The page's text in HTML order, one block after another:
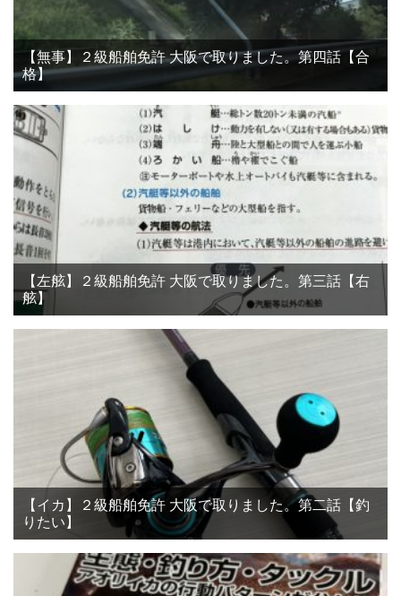
【無事】２級船舶免許 大阪で取りました。第四話【合
格】
【左舷】２級船舶免許 大阪で取りました。第三話【右
舷】
【イカ】２級船舶免許 大阪で取りました。第二話【釣
りたい】